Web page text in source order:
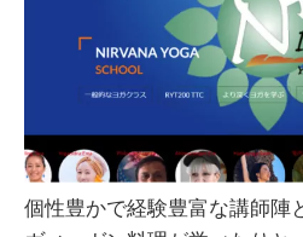
個性豊かで経験豊富な講師陣